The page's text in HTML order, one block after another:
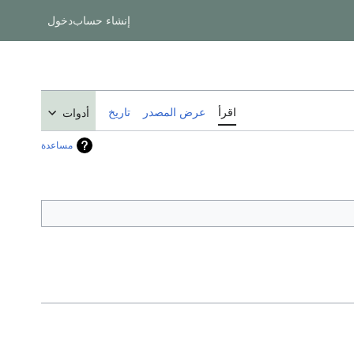
إنشاء حسابدخول
اقرأ عرض المصدر تاريخ أدوات
مساعدة